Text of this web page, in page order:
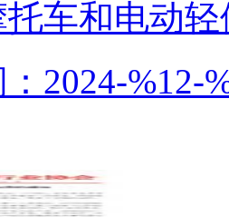
托车和电动
2024-%12-